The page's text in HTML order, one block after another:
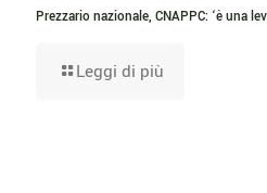
Prezzario nazionale, CNAPPC: ‘è una
Leggi di più